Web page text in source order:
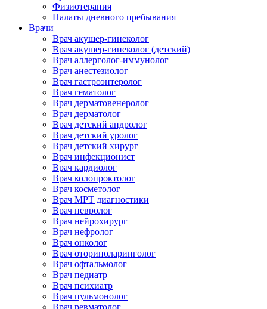
Физиотерапия
Палаты дневного пребывания
Врачи
Врач акушер-гинеколог
Врач акушер-гинеколог (детский)
Врач аллерголог-иммунолог
Врач анестезиолог
Врач гастроэнтеролог
Врач гематолог
Врач дерматовенеролог
Врач дерматолог
Врач детский андролог
Врач детский уролог
Врач детский хирург
Врач инфекционист
Врач кардиолог
Врач колопроктолог
Врач косметолог
Врач МРТ диагностики
Врач невролог
Врач нейрохирург
Врач нефролог
Врач онколог
Врач оториноларинголог
Врач офтальмолог
Врач педиатр
Врач психиатр
Врач пульмонолог
Врач ревматолог